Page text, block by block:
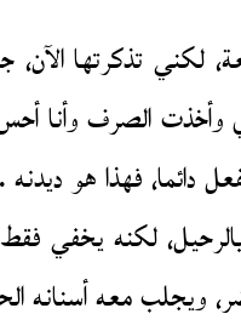
لكني تذكرتها الآن،
الصرف وأنا
يفعل دائما، فهذا
لكنه يخفي
معه أسنانه